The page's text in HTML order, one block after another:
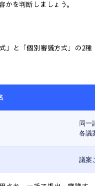
かを判断しましょう。
」と「個別審議方式」の2種
同一議
各議案に
議案ごと